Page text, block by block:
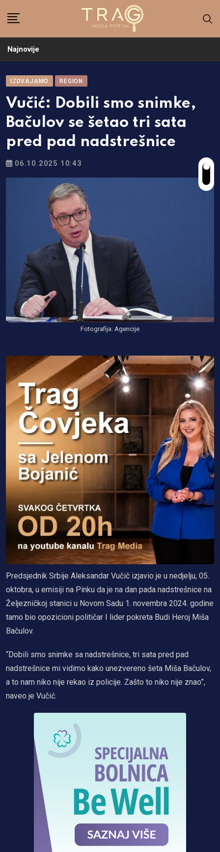
Najnovije
IZDVAJAMO REGION
Vučić: Dobili smo snimke,
Bačulov se šetao tri sata
pred pad nadstrešnice
06.10.2025 10:43
Fotografija: Agencije
Predsjednik Srbije Aleksandar Vučič izjavio je u nedjelju, 05.
oktobra, u emisiji na Pinku da je na dan pada nadstrešnice na
Željezničkoj stanici u Novom Sadu 1. novembra 2024. godine
tamo bio opozicioni političar I lider pokreta Budi Heroj Miša
Bačulov.
“Dobili smo snimke sa nadstrešnice, tri sata pred pad
nadstrešnice mi vidimo kako unezvereno šeta Miša Bačulov,
a to nam niko nije rekao iz policije. Zašto to niko nije znao”,
naveo je Vučić.